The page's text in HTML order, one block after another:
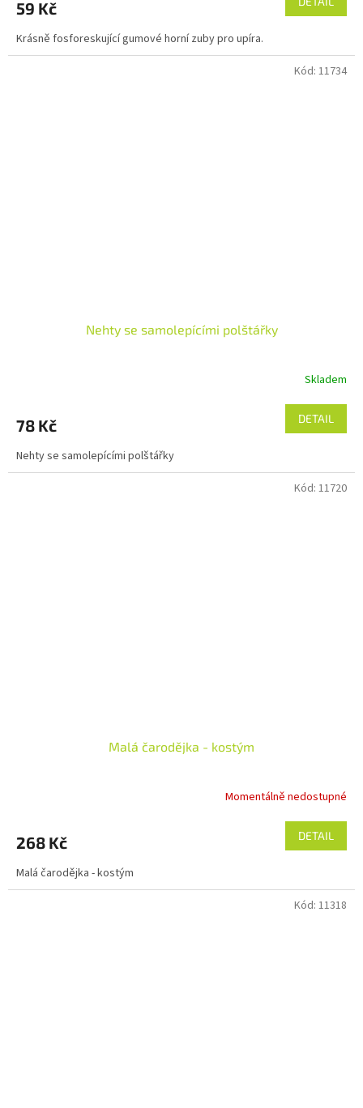
59 Kč
Krásně fosforeskující gumové horní zuby pro upíra.
Nehty se samolepícími polštářky
Skladem
78 Kč DETAIL
Nehty se samolepícími polštářky
Kód: 11734
Malá čarodějka - kostým
Momentálně nedostupné
268 Kč DETAIL
Malá čarodějka - kostým
Kód: 11720
Kód: 11318